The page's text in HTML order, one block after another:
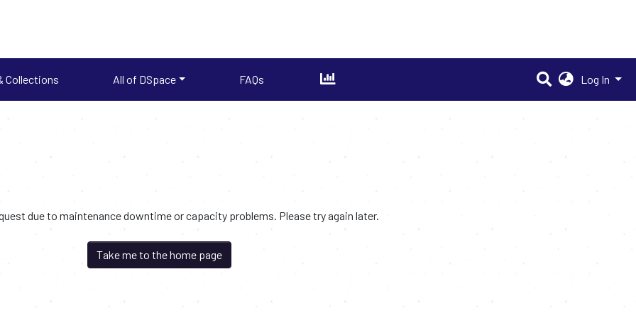
Collections All of DSpace FAQs Log In
due to maintenance downtime or capacity problems. Please try again later.
Take me to the home page